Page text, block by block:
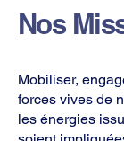
Nos
Mobiliser,
forces vives de
les énergies